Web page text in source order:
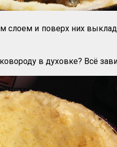
слоем и поверх них
в духовке? Всё